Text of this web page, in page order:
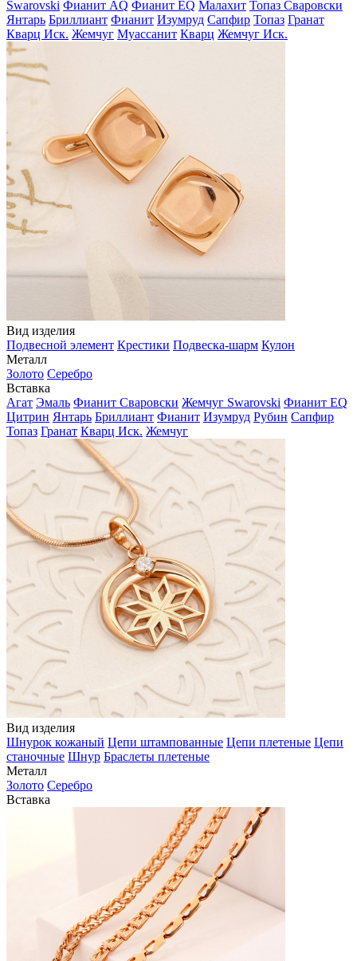
Swarovski Фианит AQ Фианит EQ Малахит Топаз Сваровски
Янтарь Бриллиант Фианит Изумруд Сапфир Топаз Гранат
Кварц Иск. Жемчуг Муассанит Кварц Жемчуг Иск.
Вид изделия
Подвесной элемент Крестики Подвеска-шарм Кулон
Металл
Золото Серебро
Вставка
Агат Эмаль Фианит Сваровски Жемчуг Swarovski Фианит EQ
Цитрин Янтарь Бриллиант Фианит Изумруд Рубин Сапфир
Топаз Гранат Кварц Иск. Жемчуг
Вид изделия
Шнурок кожаный Цепи штампованные Цепи плетеные Цепи
станочные Шнур Браслеты плетеные
Металл
Золото Серебро
Вставка